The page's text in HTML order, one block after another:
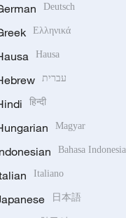
Deutsch
Ελληνικά
Hausa
עברית
हिन्दी
Magyar
Bahasa Indonesia
Italiano
日本語